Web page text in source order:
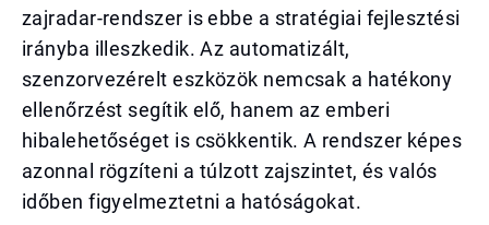
zajradar-rendszer is ebbe a stratégiai fejlesztési
irányba illeszkedik. Az automatizált,
szenzorvezérelt eszközök nemcsak a hatékony
ellenőrzést segítik elő, hanem az emberi
hibalehetőséget is csökkentik. A rendszer képes
azonnal rögzíteni a túlzott zajszintet, és valós
időben figyelmeztetni a hatóságokat.